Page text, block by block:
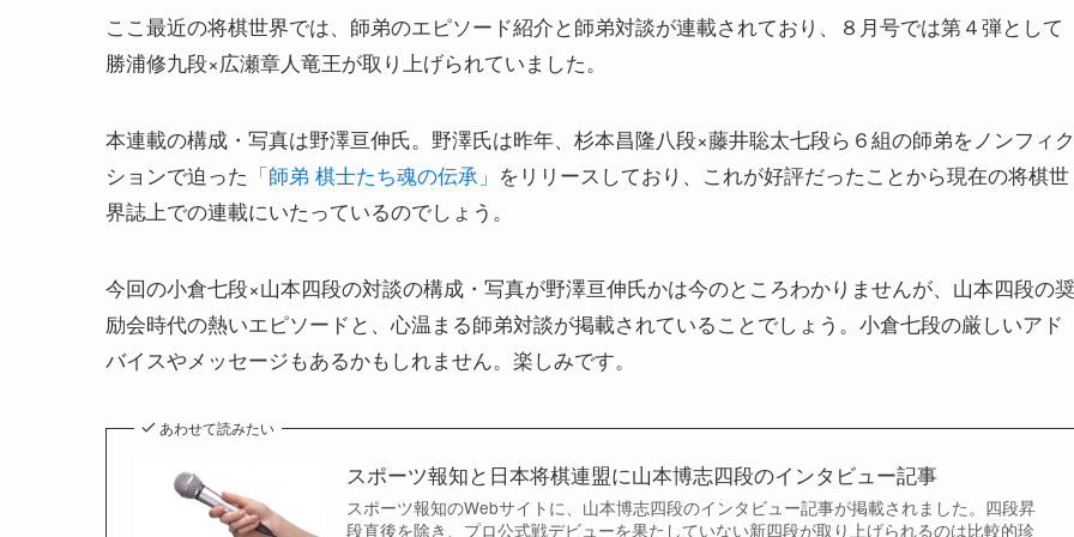
ここ最近の将棋世界では、師弟のエピソード紹介と師弟対談が連載されており、８月号では第４弾として
勝浦修九段×広瀬章人竜王が取り上げられていました。
本連載の構成・写真は野澤亘伸氏。野澤氏は昨年、杉本昌隆八段×藤井聡太七段ら６組の師弟をノンフィク
ションで迫った 「師弟 棋士たち魂の伝承」 をリリースしており、これが好評だったことから現在の将棋世
界誌上での連載にいたっているのでしょう。
今回の小倉七段×山本四段の対談の構成・写真が野澤亘伸氏かは今のところわかりませんが、山本四段の奨
励会時代の熱いエピソードと、心温まる師弟対談が掲載されていることでしょう。小倉七段の厳しいアド
バイスやメッセージもあるかもしれません。楽しみです。
あわせて読みたい
スポーツ報知と日本将棋連盟に山本博志四段のインタビュー記事
スポーツ報知のWebサイトに、山本博志四段のインタビュー記事が掲載されました。四段昇
段直後を除き、プロ公式戦デビューを果たしていない新四段が取り上げられるのは比較的珍